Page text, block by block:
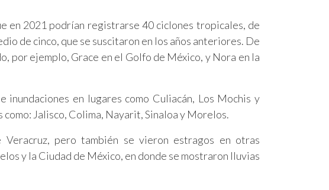
en 2021 podrían registrarse 40 ciclones tropicales, de
de cinco, que se suscitaron en los años anteriores. De
por ejemplo, Grace en el Golfo de México, y Nora en la
inundaciones en lugares como Culiacán, Los Mochis y
Jalisco, Colima, Nayarit, Sinaloa y Morelos.
pero también se vieron estragos en otras
y la Ciudad de México, en donde se mostraron lluvias